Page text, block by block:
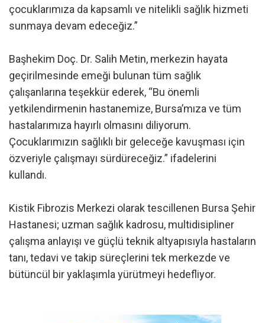
çocuklarımıza da kapsamlı ve nitelikli sağlık hizmeti
sunmaya devam edeceğiz.”
Başhekim Doç. Dr. Salih Metin, merkezin hayata
geçirilmesinde emeği bulunan tüm sağlık
çalışanlarına teşekkür ederek, “Bu önemli
yetkilendirmenin hastanemize, Bursa’mıza ve tüm
hastalarımıza hayırlı olmasını diliyorum.
Çocuklarımızın sağlıklı bir geleceğe kavuşması için
özveriyle çalışmayı sürdüreceğiz.” ifadelerini
kullandı.
Kistik Fibrozis Merkezi olarak tescillenen Bursa Şehir
Hastanesi; uzman sağlık kadrosu, multidisipliner
çalışma anlayışı ve güçlü teknik altyapısıyla hastaların
tanı, tedavi ve takip süreçlerini tek merkezde ve
bütüncül bir yaklaşımla yürütmeyi hedefliyor.